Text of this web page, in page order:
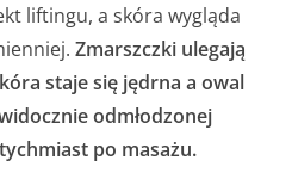
liftingu, a skóra wygląda
Zmarszczki ulegają
staje się jędrna a owal
odmłodzonej
po masażu.